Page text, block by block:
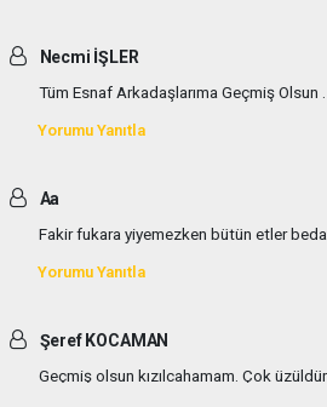
Necmi İŞLER
Tüm Esnaf Arkadaşlarıma Geçmiş Olsun
Yorumu Yanıtla
Aa
Fakir fukara yiyemezken bütün etler
Yorumu Yanıtla
Şeref KOCAMAN
Geçmiş olsun kızılcahamam. Çok